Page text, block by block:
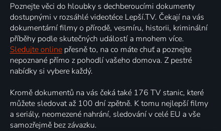
Poznejte věci do hloubky s dechberoucími dokumenty
dostupnými v rozsáhlé videotéce Lepší.TV. Čekají na vás
dokumentární filmy o přírodě, vesmíru, historii, kriminální
příběhy podle skutečných událostí a mnohem více.
Sledujte online přesně to, na co máte chuť a poznejte
nepoznané přímo z pohodlí vašeho domova. Z pestré
nabídky si vybere každý.
Kromě dokumentů na vás čeká také 176 TV stanic, které
můžete sledovat až 100 dní zpětně. K tomu nejlepší filmy
a seriály, neomezené nahrání, sledování v celé EU a vše
samozřejmě bez závazku.